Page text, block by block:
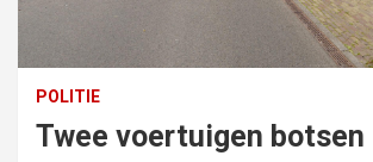
POLITIE
Twee voertuigen botsen